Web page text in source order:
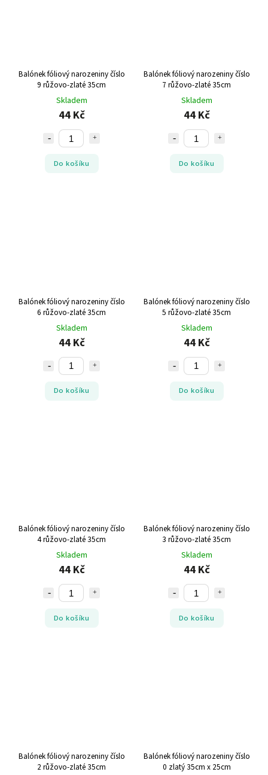
Balónek fóliový narozeniny číslo
9 růžovo-zlaté 35cm
Skladem
44 Kč
Do košíku
Balónek fóliový narozeniny číslo
7 růžovo-zlaté 35cm
Skladem
44 Kč
Do košíku
Balónek fóliový narozeniny číslo
6 růžovo-zlaté 35cm
Skladem
44 Kč
Do košíku
Balónek fóliový narozeniny číslo
5 růžovo-zlaté 35cm
Skladem
44 Kč
Do košíku
Balónek fóliový narozeniny číslo
4 růžovo-zlaté 35cm
Skladem
44 Kč
Do košíku
Balónek fóliový narozeniny číslo
3 růžovo-zlaté 35cm
Skladem
44 Kč
Do košíku
Balónek fóliový narozeniny číslo
2 růžovo-zlaté 35cm
Balónek fóliový narozeniny číslo
0 zlatý 35cm x 25cm